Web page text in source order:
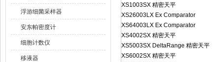
浮游细菌采样器
安东帕密度计
细胞计数仪
移液器
XS1003SX 精密天平
XS26003LX Ex Comparator
XS64003LX Ex Comparator
XS4002SX 精密天平
XS5003SX DeltaRange 精密天平
XS6002SX 精密天平